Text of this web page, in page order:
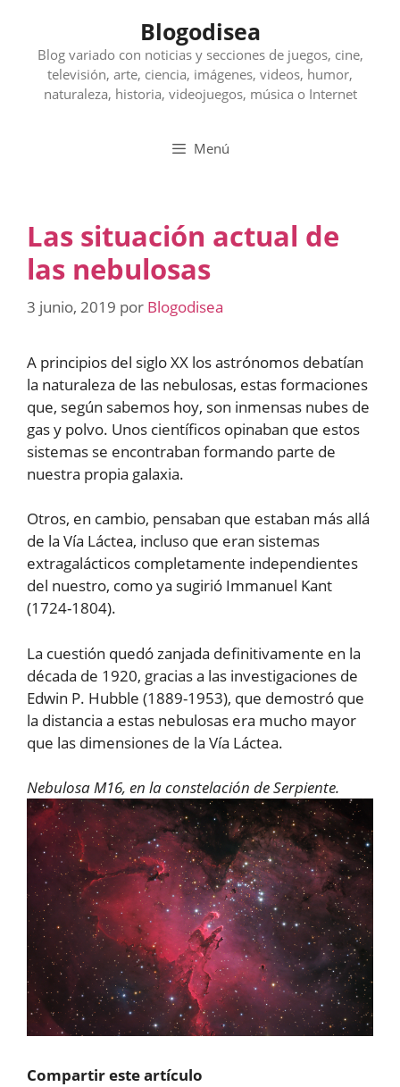
contenido
Blogodisea
Blog variado con noticias y secciones de juegos, cine,
televisión, arte, ciencia, imágenes, videos, humor,
naturaleza, historia, videojuegos, música o Internet
Menú
Las situación actual de
las nebulosas
3 junio, 2019 por Blogodisea
A principios del siglo XX los astrónomos debatían
la naturaleza de las nebulosas, estas formaciones
que, según sabemos hoy, son inmensas nubes de
gas y polvo. Unos científicos opinaban que estos
sistemas se encontraban formando parte de
nuestra propia galaxia.
Otros, en cambio, pensaban que estaban más allá
de la Vía Láctea, incluso que eran sistemas
extragalácticos completamente independientes
del nuestro, como ya sugirió Immanuel Kant
(1724-1804).
La cuestión quedó zanjada definitivamente en la
década de 1920, gracias a las investigaciones de
Edwin P. Hubble (1889-1953), que demostró que
la distancia a estas nebulosas era mucho mayor
que las dimensiones de la Vía Láctea.
Nebulosa M16, en la constelación de Serpiente.
Compartir este artículo